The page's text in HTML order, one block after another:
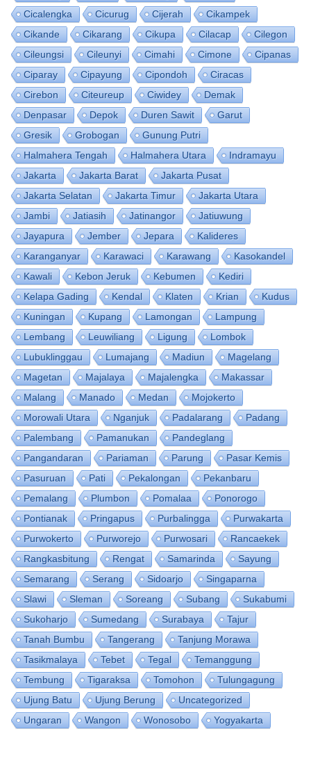
Cicalengka
Cicurug Cijerah
Cikampek
Cikande
Cikarang Cikupa Cilacap
Cilegon
Cileungsi
Cileunyi Cimahi Cimone
Cipanas
Ciparay
Cipayung Cipondoh
Ciracas
Cirebon
Citeureup Ciwidey
Demak
Denpasar
Depok Duren Sawit
Garut
Gresik
Grobogan
Gunung Putri
Halmahera Tengah
Halmahera Utara
Indramayu
Jakarta
Jakarta Barat
Jakarta Pusat
Jakarta Selatan
Jakarta Timur
Jakarta Utara
Jambi
Jatiasih Jatinangor
Jatiuwung
Jayapura
Jember Jepara
Kalideres
Karanganyar
Karawaci Karawang
Kasokandel
Kawali
Kebon Jeruk Kebumen
Kediri
Kelapa Gading
Kendal Klaten Krian
Kudus
Kuningan
Kupang Lamongan
Lampung
Lembang
Leuwiliang Ligung
Lombok
Lubuklinggau
Lumajang Madiun
Magelang
Magetan
Majalaya Majalengka
Makassar
Malang
Manado Medan
Mojokerto
Morowali Utara
Nganjuk Padalarang
Padang
Palembang
Pamanukan
Pandeglang
Pangandaran
Pariaman Parung
Pasar Kemis
Pasuruan
Pati Pekalongan
Pekanbaru
Pemalang
Plumbon Pomalaa
Ponorogo
Pontianak
Pringapus Purbalingga
Purwakarta
Purwokerto
Purworejo Purwosari
Rancaekek
Rangkasbitung
Rengat Samarinda
Sayung
Semarang
Serang Sidoarjo
Singaparna
Slawi
Sleman Soreang Subang
Sukabumi
Sukoharjo
Sumedang Surabaya
Tajur
Tanah Bumbu
Tangerang
Tanjung Morawa
Tasikmalaya
Tebet Tegal
Temanggung
Tembung
Tigaraksa Tomohon
Tulungagung
Ujung Batu
Ujung Berung
Uncategorized
Ungaran
Wangon Wonosobo Yogyakarta